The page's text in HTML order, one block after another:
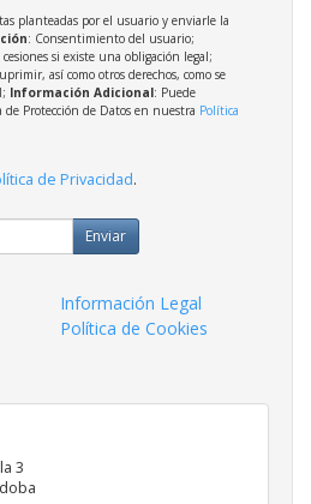
planteadas por el usuario y enviarle la
: Consentimiento del usuario;
si existe una obligación legal;
así como otros derechos, como se
Información Adicional: Puede
Protección de Datos en nuestra Política
de Privacidad.
Enviar
Información Legal
Política de Cookies
3